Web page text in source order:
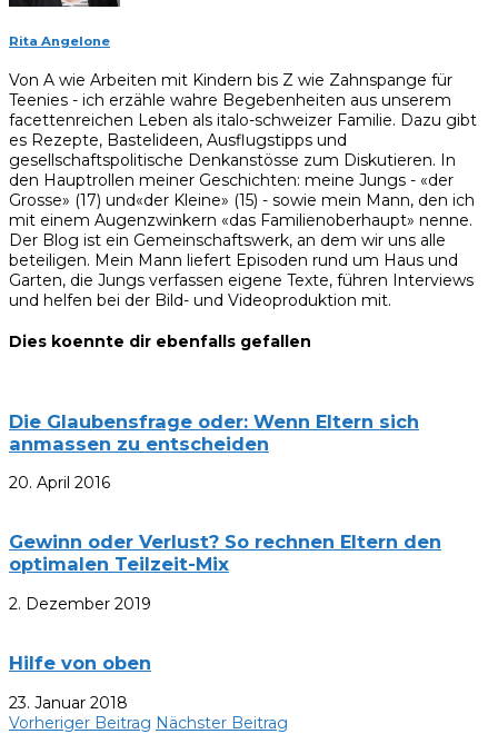
Rita Angelone
Von A wie Arbeiten mit Kindern bis Z wie Zahnspange für
Teenies - ich erzähle wahre Begebenheiten aus unserem
facettenreichen Leben als italo-schweizer Familie. Dazu gibt
es Rezepte, Bastelideen, Ausflugstipps und
gesellschaftspolitische Denkanstösse zum Diskutieren. In
den Hauptrollen meiner Geschichten: meine Jungs - «der
Grosse» (17) und«der Kleine» (15) - sowie mein Mann, den ich
mit einem Augenzwinkern «das Familienoberhaupt» nenne.
Der Blog ist ein Gemeinschaftswerk, an dem wir uns alle
beteiligen. Mein Mann liefert Episoden rund um Haus und
Garten, die Jungs verfassen eigene Texte, führen Interviews
und helfen bei der Bild- und Videoproduktion mit.
Dies koennte dir ebenfalls gefallen
Die Glaubensfrage oder: Wenn Eltern sich
anmassen zu entscheiden
20. April 2016
Gewinn oder Verlust? So rechnen Eltern den
optimalen Teilzeit-Mix
2. Dezember 2019
Hilfe von oben
23. Januar 2018
Vorheriger Beitrag Nächster Beitrag